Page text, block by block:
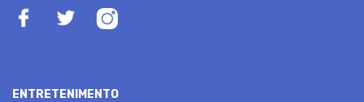
ENTRETENIMENTO